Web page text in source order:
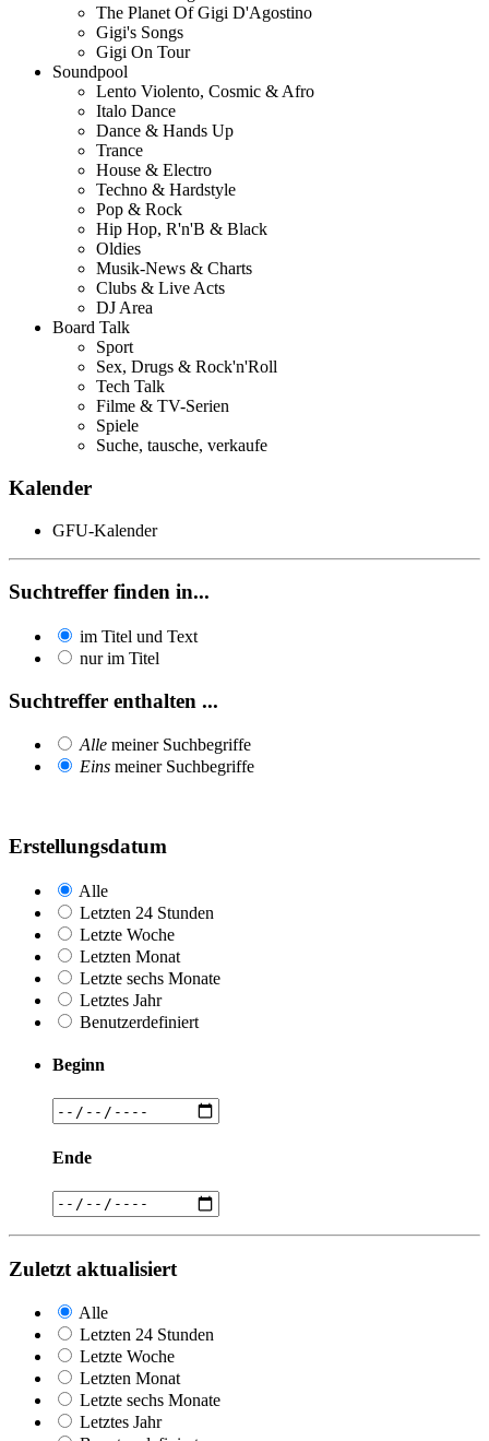
The Planet Of Gigi D'Agostino
Gigi's Songs
Gigi On Tour
Soundpool
Lento Violento, Cosmic & Afro
Italo Dance
Dance & Hands Up
Trance
House & Electro
Techno & Hardstyle
Pop & Rock
Hip Hop, R'n'B & Black
Oldies
Musik-News & Charts
Clubs & Live Acts
DJ Area
Board Talk
Sport
Sex, Drugs & Rock'n'Roll
Tech Talk
Filme & TV-Serien
Spiele
Suche, tausche, verkaufe
Kalender
GFU-Kalender
Suchtreffer finden in...
im Titel und Text
nur im Titel
Suchtreffer enthalten ...
Alle meiner Suchbegriffe
Eins meiner Suchbegriffe
Erstellungsdatum
Alle
Letzten 24 Stunden
Letzte Woche
Letzten Monat
Letzte sechs Monate
Letztes Jahr
Benutzerdefiniert
Beginn
Ende
Zuletzt aktualisiert
Alle
Letzten 24 Stunden
Letzte Woche
Letzten Monat
Letzte sechs Monate
Letztes Jahr